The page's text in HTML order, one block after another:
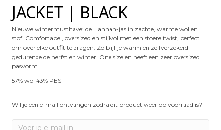
JACKET | BLACK
Nieuwe wintermusthave: de Hannah-jas in zachte, warme wollen
stof. Comfortabel, oversized en stijlvol met een stoere twist, perfect
om over elke outfit te dragen. Zo blijf je warm en zelfverzekerd
gedurende de herfst en winter. One size en heeft een zeer oversized
pasvorm.
57% wol 43% PES
Wil je een e-mail ontvangen zodra dit product weer op voorraad is?